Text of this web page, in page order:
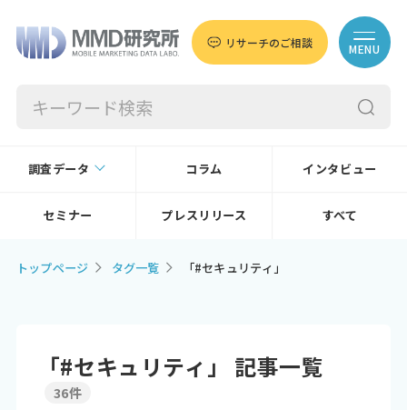
リサーチのご相談 MENU
調査データ コラム インタビュー
セミナー プレスリリース すべて
トップページ タグ一覧 「#セキュリティ」
「#セキュリティ」 記事一覧
36件